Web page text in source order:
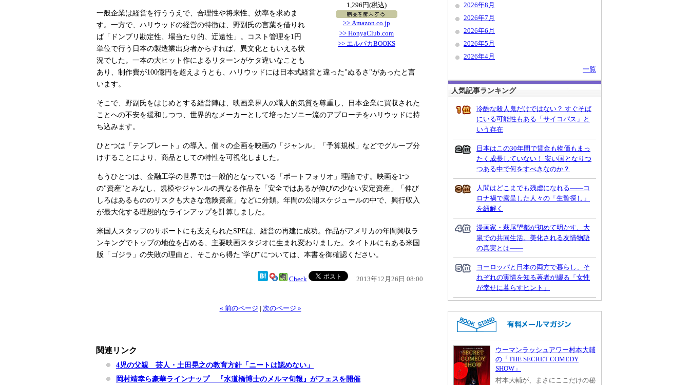
1,296円(税込)
>> Amazon.co.jp
>> HonyaClub.com
>> エルパカBOOKS
一般企業は経営を行ううえで、合理性や将来性、効率を求めま
す。一方で、ハリウッドの経営の特徴は、野副氏の言葉を借りれ
ば「ドンブリ勘定性、場当たり的、迂遠性」。コスト管理を1円
単位で行う日本の製造業出身者からすれば、異文化ともいえる状
況でした。一本の大ヒット作によるリターンがケタ違いなことも
あり、制作費が100億円を超えようとも、ハリウッドには日本式経営と違った"ぬるさ"があったと言
います。
そこで、野副氏をはじめとする経営陣は、映画業界人の職人的気質を尊重し、日本企業に買収された
ことへの不安を緩和しつつ、世界的なメーカーとして培ったソニー流のアプローチをハリウッドに持
ち込みます。
ひとつは「テンプレート」の導入。個々の企画を映画の「ジャンル」「予算規模」などでグループ分
けすることにより、商品としての特性を可視化しました。
もうひとつは、金融工学の世界では一般的となっている「ポートフォリオ」理論です。映画を1つ
の"資産"とみなし、規模やジャンルの異なる作品を「安全ではあるが伸びの少ない安定資産」「伸び
しろはあるもののリスクも大きな危険資産」などに分類。年間の公開スケジュールの中で、興行収入
が最大化する理想的なラインアップを計算しました。
米国人スタッフのサポートにも支えられたSPEは、経営の再建に成功。作品がアメリカの年間興収ラ
ンキングでトップの地位を占める、主要映画スタジオに生まれ変わりました。タイトルにもある米国
版「ゴジラ」の失敗の理由と、そこから得た"学び"については、本書を御確認ください。
Check 2013年12月26日 08:00
« 前のページ | 次のページ »
関連リンク
4児の父親 芸人・土田晃之の教育方針「ニートは認めない」
岡村靖幸ら豪華ラインナップ 『水道橋博士のメルマ旬報』がフェスを開催
2026年8月
2026年7月
2026年6月
2026年5月
2026年4月
一覧
人気記事ランキング
冷酷な殺人鬼だけではない？ すぐそば
にいる可能性もある「サイコパス」と
いう存在
日本はこの30年間で賃金も物価もまっ
たく成長していない！ 安い国となりつ
つある中で何をすべきなのか？
人間はどこまでも残虐になれる――コ
ロナ禍で露呈した人々の「生贄探し」
を紐解く
漫画家・萩尾望都が初めて明かす、大
泉での共同生活。美化される友情物語
の真実とは――
ヨーロッパと日本の両方で暮らし、そ
れぞれの実情を知る著者が綴る「女性
が幸せに暮らすヒント」
ウーマンラッシュアワー村本大輔
の「THE SECRET COMEDY
SHOW」
村本大輔が、まさにここだけの秘